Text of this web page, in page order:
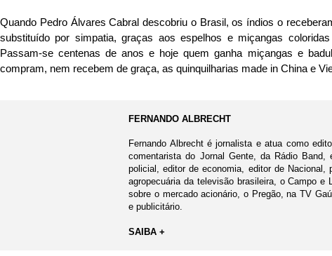
Quando Pedro Álvares Cabral descobriu o Brasil, os índios o
substituído por simpatia, graças aos espelhos e miçangas
Passam-se centenas de anos e hoje quem ganha miçangas e
compram, nem recebem de graça, as quinquilharias made in China e
FERNANDO ALBRECHT
Fernando Albrecht é jornalista e atua como
comentarista do Jornal Gente, da Rádio
policial, editor de economia, editor de Nacional,
agropecuária da televisão brasileira, o Campo e
sobre o mercado acionário, o Pregão, na TV
e publicitário.
SAIBA +